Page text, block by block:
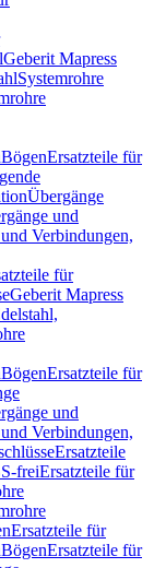
Geberit Mapress
Systemrohre
BögenErsatzteile für
Übergänge
und
Verbindungen,
für
Geberit Mapress
BögenErsatzteile für
und
Verbindungen,
Ersatzteile
freiErsatzteile für
Ersatzteile für
BögenErsatzteile für